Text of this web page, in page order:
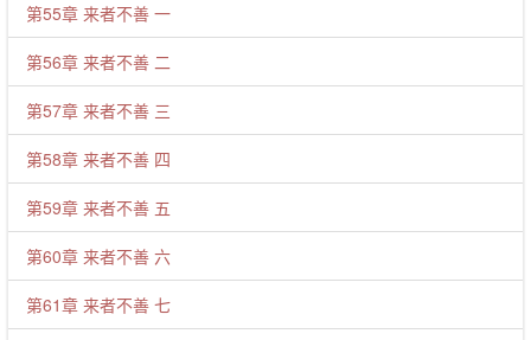
第55章 来者不善 一
第56章 来者不善 二
第57章 来者不善 三
第58章 来者不善 四
第59章 来者不善 五
第60章 来者不善 六
第61章 来者不善 七